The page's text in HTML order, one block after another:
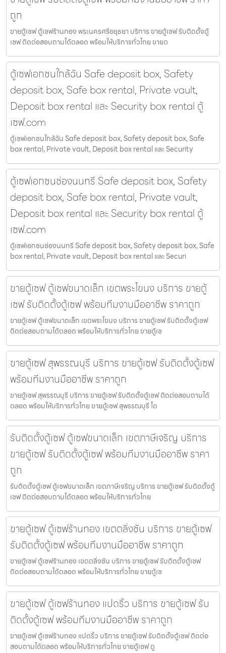
ถูก
ขายตู้เซฟ ตู้เซฟร้านทอง พระนครศรีอยุธยา บริการ ขายตู้เซฟ รับติดตั้งตู้
เซฟ ติดต่อสอบถามได้ตลอด พร้อมให้บริการทั่วไทย ขายต
ตู้เซฟเอกชนใกล้ฉัน Safe deposit box, Safety
deposit box, Safe box rental, Private vault,
Deposit box rental และ Security box rental ตู้
เซฟ.com
ตู้เซฟเอกชนใกล้ฉัน Safe deposit box, Safety deposit box, Safe
box rental, Private vault, Deposit box rental และ Security
ตู้เซฟเอกชนช่องนนทรี Safe deposit box, Safety
deposit box, Safe box rental, Private vault,
Deposit box rental และ Security box rental ตู้
เซฟ.com
ตู้เซฟเอกชนช่องนนทรี Safe deposit box, Safety deposit box, Safe
box rental, Private vault, Deposit box rental และ Securi
ขายตู้เซฟ ตู้เซฟขนาดเล็ก เขตพระโขนง บริการ ขายตู้
เซฟ รับติดตั้งตู้เซฟ พร้อมทีมงานมืออาชีพ ราคาถูก
ขายตู้เซฟ ตู้เซฟขนาดเล็ก เขตพระโขนง บริการ ขายตู้เซฟ รับติดตั้งตู้เซฟ
ติดต่อสอบถามได้ตลอด พร้อมให้บริการทั่วไทย ขายตู้เซ
ขายตู้เซฟ สุพรรณบุรี บริการ ขายตู้เซฟ รับติดตั้งตู้เซฟ
พร้อมทีมงานมืออาชีพ ราคาถูก
ขายตู้เซฟ สุพรรณบุรี บริการ ขายตู้เซฟ รับติดตั้งตู้เซฟ ติดต่อสอบถามได้
ตลอด พร้อมให้บริการทั่วไทย ขายตู้เซฟ สุพรรณบุรี โด
รับติดตั้งตู้เซฟ ตู้เซฟขนาดเล็ก เขตภาษีเจริญ บริการ
ขายตู้เซฟ รับติดตั้งตู้เซฟ พร้อมทีมงานมืออาชีพ ราคา
ถูก
รับติดตั้งตู้เซฟ ตู้เซฟขนาดเล็ก เขตภาษีเจริญ บริการ ขายตู้เซฟ รับติดตั้งตู้
เซฟ ติดต่อสอบถามได้ตลอด พร้อมให้บริการทั่วไทย
ขายตู้เซฟ ตู้เซฟร้านทอง เขตตลิ่งชัน บริการ ขายตู้เซฟ
รับติดตั้งตู้เซฟ พร้อมทีมงานมืออาชีพ ราคาถูก
ขายตู้เซฟ ตู้เซฟร้านทอง เขตตลิ่งชัน บริการ ขายตู้เซฟ รับติดตั้งตู้เซฟ
ติดต่อสอบถามได้ตลอด พร้อมให้บริการทั่วไทย ขายตู้เซ
ขายตู้เซฟ ตู้เซฟร้านทอง แปดริ้ว บริการ ขายตู้เซฟ รับ
ติดตั้งตู้เซฟ พร้อมทีมงานมืออาชีพ ราคาถูก
ขายตู้เซฟ ตู้เซฟร้านทอง แปดริ้ว บริการ ขายตู้เซฟ รับติดตั้งตู้เซฟ ติดต่อ
สอบถามได้ตลอด พร้อมให้บริการทั่วไทย ขายตู้เซฟ ตู